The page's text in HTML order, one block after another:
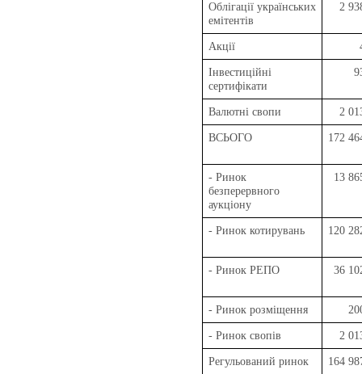
Облігації українських
емітентів
2
Акції
Інвестиційні
сертифікати
Валютні свопи 2
ВСЬОГО 172
- Ринок
безперервного
аукціону
13
- Ринок котирувань 120
- Ринок РЕПО 36
- Ринок розміщення
- Ринок свопів 2
Регульований ринок 164